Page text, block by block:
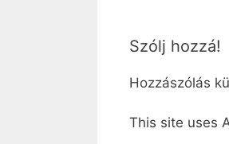
Szólj hozzá!
Hozzászólás
This site uses